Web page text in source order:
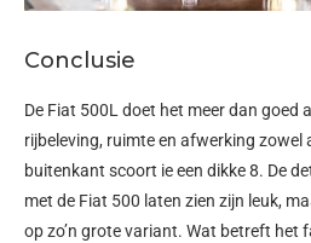
Conclusie
De Fiat 500L doet het meer dan goed
rijbeleving, ruimte en afwerking zowel
buitenkant scoort ie een dikke 8. De
met de Fiat 500 laten zien zijn leuk,
op zo’n grote variant. Wat betreft het